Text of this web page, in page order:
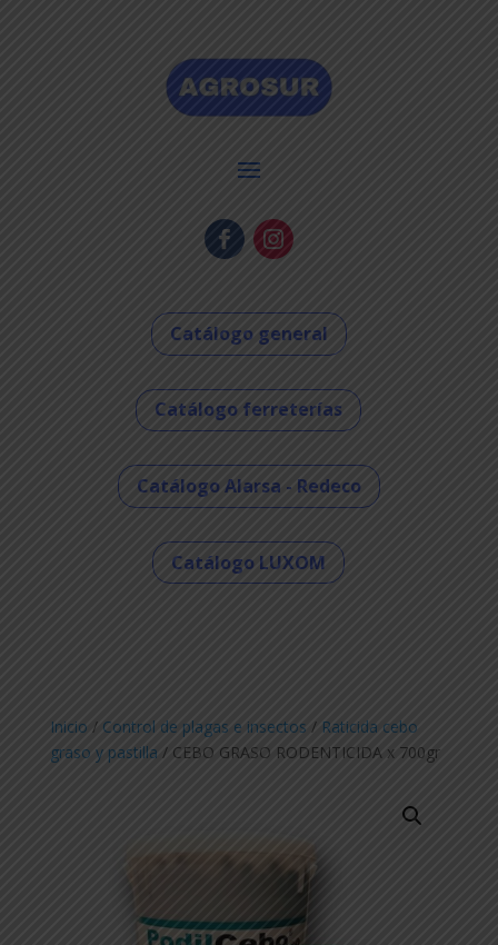
Catálogo general
Catálogo ferreterías
Catálogo Alarsa - Redeco
Catálogo LUXOM
Inicio / Control de plagas e insectos / Raticida cebo
graso y pastilla / CEBO GRASO RODENTICIDA x 700gr